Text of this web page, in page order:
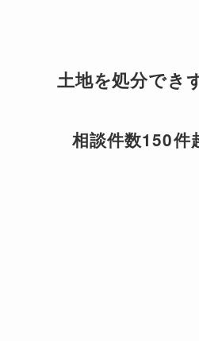
土地を処分でき
相談件数150件